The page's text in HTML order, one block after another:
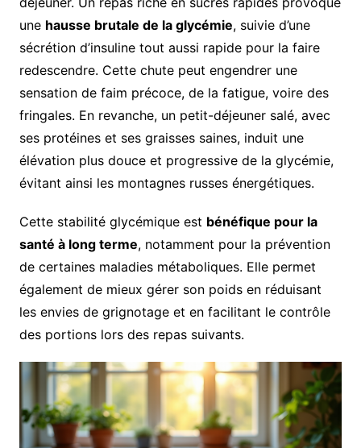
une hausse brutale de la glycémie, suivie d’une
sécrétion d’insuline tout aussi rapide pour la faire
redescendre. Cette chute peut engendrer une
sensation de faim précoce, de la fatigue, voire des
fringales. En revanche, un petit-déjeuner salé, avec
ses protéines et ses graisses saines, induit une
élévation plus douce et progressive de la glycémie,
évitant ainsi les montagnes russes énergétiques.
Cette stabilité glycémique est bénéfique pour la
santé à long terme, notamment pour la prévention
de certaines maladies métaboliques. Elle permet
également de mieux gérer son poids en réduisant
les envies de grignotage et en facilitant le contrôle
des portions lors des repas suivants.